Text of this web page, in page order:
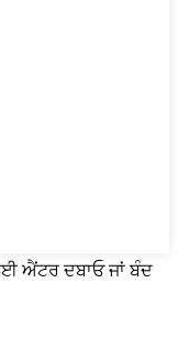
ਐਂਟਰ ਦਬਾਓ ਜਾਂ ਬੰਦ